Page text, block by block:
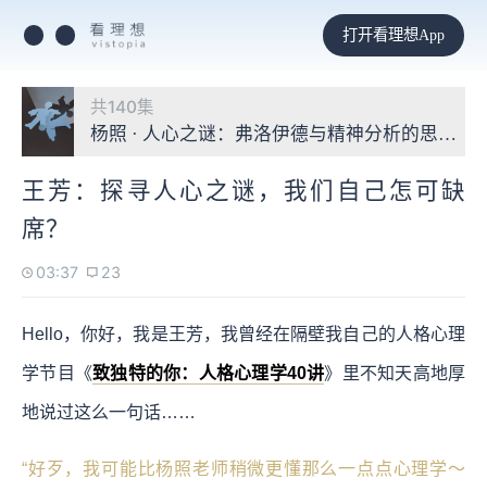
打开看理想App
共140集
杨照 · 人心之谜：弗洛伊德与精神分析的思想宇
王芳：探寻人心之谜，我们自己怎可缺
席？
03:37 23
Hello，你好，我是王芳，我曾经在隔壁我自己的人格心理
学节目《致独特的你：人格心理学40讲》里不知天高地厚
地说过这么一句话……
“好歹，我可能比杨照老师稍微更懂那么一点点心理学～